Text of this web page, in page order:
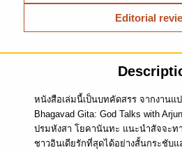
Editorial
หนังสือเล่มนี้เป็นบทคัดสรร จากงานแ
Bhagavad Gita: God Talks with
ปรมหังสา โยคานันทะ แนะนำสัจจะ
ชาวอินเดียรักที่สุดได้อย่างสั้นกระชับแ